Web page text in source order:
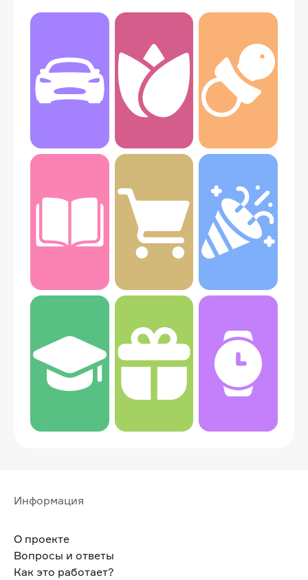
Информация
О проекте
Вопросы и ответы
Как это работает?